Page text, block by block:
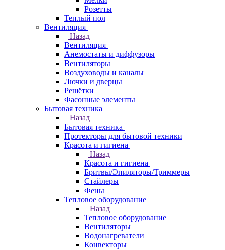
Розетты
Теплый пол
Вентиляция
Назад
Вентиляция
Анемостаты и диффузоры
Вентиляторы
Воздуховоды и каналы
Лючки и дверцы
Решётки
Фасонные элементы
Бытовая техника
Назад
Бытовая техника
Протекторы для бытовой техники
Красота и гигиена
Назад
Красота и гигиена
Бритвы/Эпиляторы/Триммеры
Стайлеры
Фены
Тепловое оборудование
Назад
Тепловое оборудование
Вентиляторы
Водонагреватели
Конвекторы